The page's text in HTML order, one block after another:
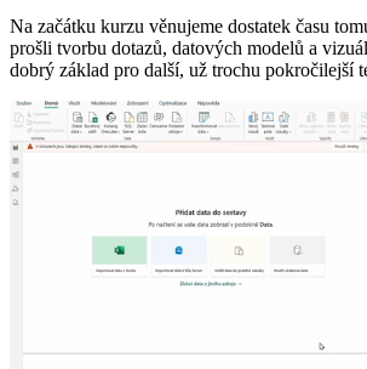
Na začátku kurzu věnujeme dostatek času
prošli tvorbu dotazů, datových modelů a
dobrý základ pro další, už trochu pokročilejší